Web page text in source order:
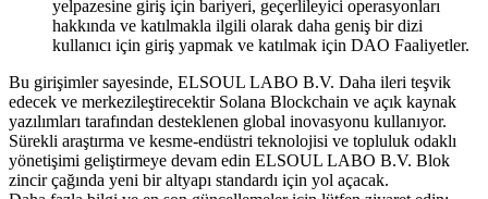
yelpazesine giriş için bariyeri, geçerlileyici operasyonları
hakkında ve katılmakla ilgili olarak daha geniş bir dizi
kullanıcı için giriş yapmak ve katılmak için DAO Faaliyetler.
Bu girişimler sayesinde, ELSOUL LABO B.V. Daha ileri teşvik
edecek ve merkezileştirecektir Solana Blockchain ve açık kaynak
yazılımları tarafından desteklenen global inovasyonu kullanıyor.
Sürekli araştırma ve kesme-endüstri teknolojisi ve topluluk odaklı
yönetişimi geliştirmeye devam edin ELSOUL LABO B.V. Blok
zincir çağında yeni bir altyapı standardı için yol açacak.